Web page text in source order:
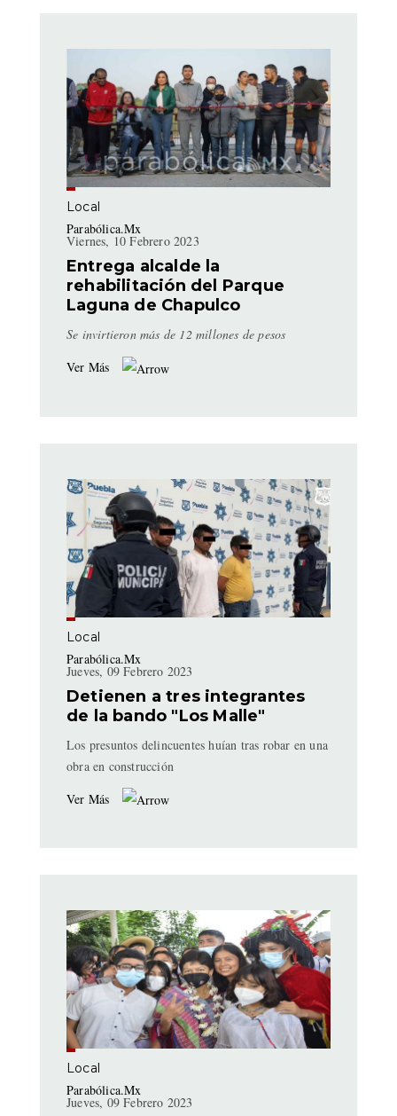
Local
Parabólica.Mx
Viernes, 10 Febrero 2023
Entrega alcalde la
rehabilitación del Parque
Laguna de Chapulco
Se invirtieron más de 12 millones de pesos
Ver Más
Local
Parabólica.Mx
Jueves, 09 Febrero 2023
Detienen a tres integrantes
de la bando "Los Malle"
Los presuntos delincuentes huían tras robar en una
obra en construcción
Ver Más
Local
Parabólica.Mx
Jueves, 09 Febrero 2023